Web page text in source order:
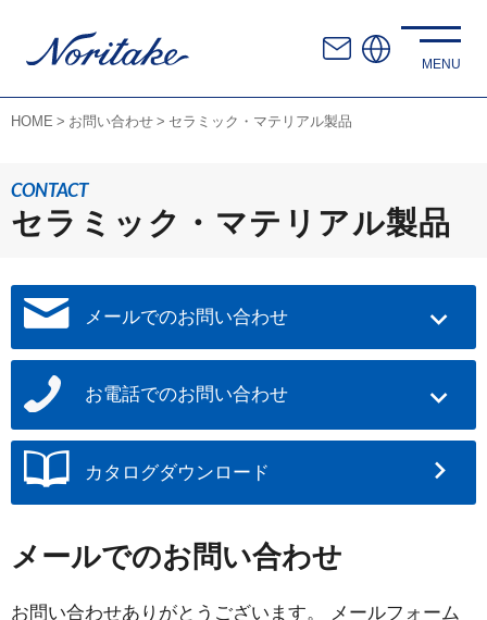
HOME お問い合わせ セラミック・マテリアル製品
CONTACT
セラミック・マテリアル製品
メールでのお問い合わせ
お電話でのお問い合わせ
カタログダウンロード
メールでのお問い合わせ
お問い合わせありがとうございます。 メールフォーム